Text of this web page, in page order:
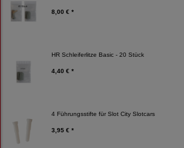
8,00 € *
HR Schleiferlitze Basic - 20 Stück
4,40 € *
4 Führungsstifte für Slot City Slotcars
3,95 € *